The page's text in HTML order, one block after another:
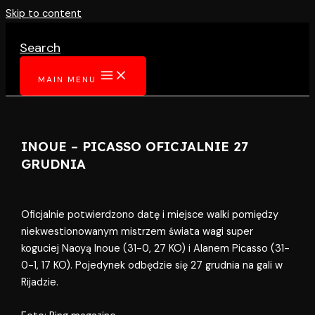
Skip to content
Search
MAIN MENU
INOUE – PICASSO OFICJALNIE 27
GRUDNIA
Oficjalnie potwierdzono datę i miejsce walki pomiędzy
niekwestionowanym mistrzem świata wagi super
koguciej Naoyą Inoue (31-0, 27 KO) i Alanem Picasso (31-
0-1, 17 KO). Pojedynek odbędzie się 27 grudnia na gali w
Rijadzie.